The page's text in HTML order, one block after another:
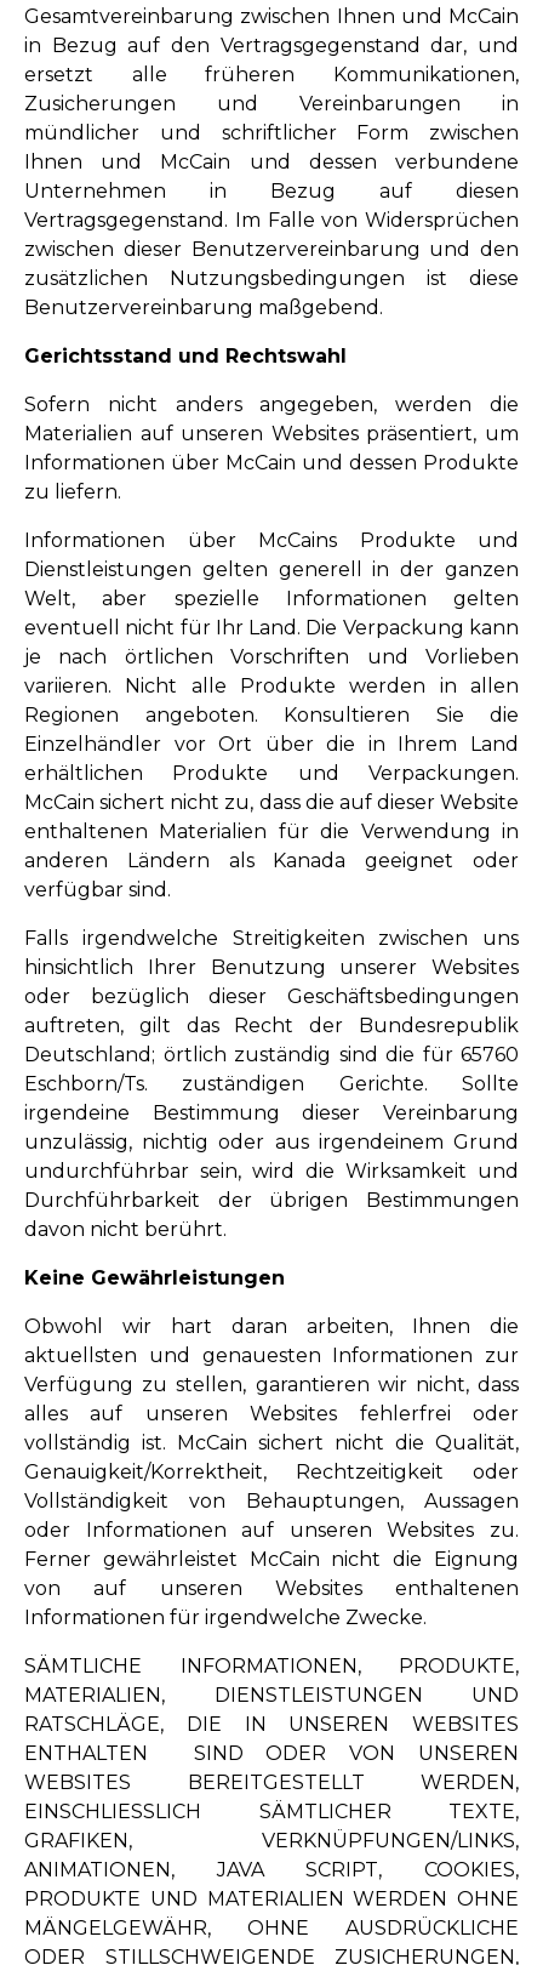
Gesamtvereinbarung zwischen Ihnen und McCain
in Bezug auf den Vertragsgegenstand dar, und
ersetzt alle früheren Kommunikationen,
Zusicherungen und Vereinbarungen in
mündlicher und schriftlicher Form zwischen
Ihnen und McCain und dessen verbundene
Unternehmen in Bezug auf diesen
Vertragsgegenstand. Im Falle von Widersprüchen
zwischen dieser Benutzervereinbarung und den
zusätzlichen Nutzungsbedingungen ist diese
Benutzervereinbarung maßgebend.
Gerichtsstand und Rechtswahl
Sofern nicht anders angegeben, werden die
Materialien auf unseren Websites präsentiert, um
Informationen über McCain und dessen Produkte
zu liefern.
Informationen über McCains Produkte und
Dienstleistungen gelten generell in der ganzen
Welt, aber spezielle Informationen gelten
eventuell nicht für Ihr Land. Die Verpackung kann
je nach örtlichen Vorschriften und Vorlieben
variieren. Nicht alle Produkte werden in allen
Regionen angeboten. Konsultieren Sie die
Einzelhändler vor Ort über die in Ihrem Land
erhältlichen Produkte und Verpackungen.
McCain sichert nicht zu, dass die auf dieser Website
enthaltenen Materialien für die Verwendung in
anderen Ländern als Kanada geeignet oder
verfügbar sind.
Falls irgendwelche Streitigkeiten zwischen uns
hinsichtlich Ihrer Benutzung unserer Websites
oder bezüglich dieser Geschäftsbedingungen
auftreten, gilt das Recht der Bundesrepublik
Deutschland; örtlich zuständig sind die für 65760
Eschborn/Ts. zuständigen Gerichte. Sollte
irgendeine Bestimmung dieser Vereinbarung
unzulässig, nichtig oder aus irgendeinem Grund
undurchführbar sein, wird die Wirksamkeit und
Durchführbarkeit der übrigen Bestimmungen
davon nicht berührt.
Keine Gewährleistungen
Obwohl wir hart daran arbeiten, Ihnen die
aktuellsten und genauesten Informationen zur
Verfügung zu stellen, garantieren wir nicht, dass
alles auf unseren Websites fehlerfrei oder
vollständig ist. McCain sichert nicht die Qualität,
Genauigkeit/Korrektheit, Rechtzeitigkeit oder
Vollständigkeit von Behauptungen, Aussagen
oder Informationen auf unseren Websites zu.
Ferner gewährleistet McCain nicht die Eignung
von auf unseren Websites enthaltenen
Informationen für irgendwelche Zwecke.
SÄMTLICHE INFORMATIONEN, PRODUKTE,
MATERIALIEN, DIENSTLEISTUNGEN UND
RATSCHLÄGE, DIE IN UNSEREN WEBSITES
ENTHALTEN SIND ODER VON UNSEREN
WEBSITES BEREITGESTELLT WERDEN,
EINSCHLIESSLICH SÄMTLICHER TEXTE,
GRAFIKEN, VERKNÜPFUNGEN/LINKS,
ANIMATIONEN, JAVA SCRIPT, COOKIES,
PRODUKTE UND MATERIALIEN WERDEN OHNE
MÄNGELGEWÄHR, OHNE AUSDRÜCKLICHE
ODER STILLSCHWEIGENDE ZUSICHERUNGEN,